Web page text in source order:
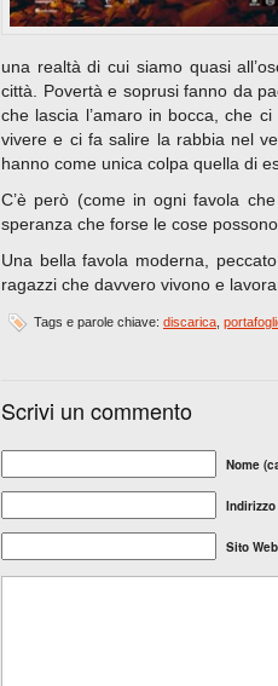
una realtà di cui siamo quasi
città. Povertà e soprusi fanno da
che lascia l’amaro in bocca, che
vivere e ci fa salire la rabbia nel
hanno come unica colpa quella di
C’è però (come in ogni favola
speranza che forse le cose
Una bella favola moderna,
ragazzi che davvero vivono e
Tags e parole chiave: discarica
Scrivi un commento
Nome
Sito Web